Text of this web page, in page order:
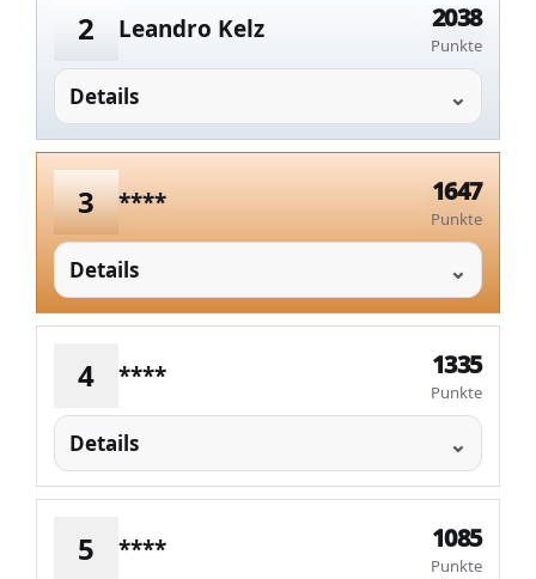
2 Leandro Kelz 2038
Punkte
Details
3 **** 1647
Punkte
Details
4 **** 1335
Punkte
Details
5 **** 1085
Punkte